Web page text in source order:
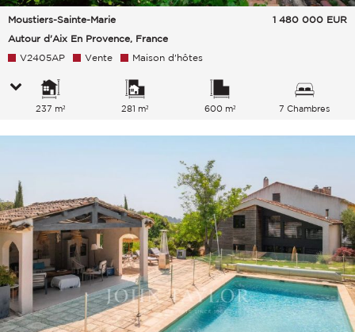
Moustiers-Sainte-Marie
Autour d'Aix En Provence, France
1 480 000 EUR
V2405AP Vente Maison d'hôtes
237 m² 281 m² 600 m² 7 Chambres